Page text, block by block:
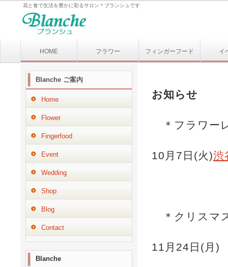
花と食で生活を豊かに彩るサロン＊ブランシュです
HOME フラワー フィンガーフード イ
お知らせ
＊フラワー
10月7日(火)渋
＊クリスマ
11月24日(
Blanche ご案内
Home
Flower
Fingerfood
Event
Wedding
Shop
Blog
Contact
Blanche